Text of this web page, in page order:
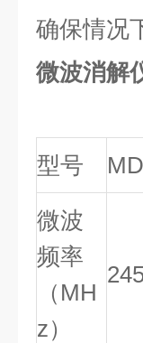
确保情况
微波消解
型号
微波
频率
（ MH
z）